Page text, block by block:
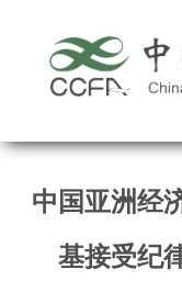
中国亚洲经
基接受纪